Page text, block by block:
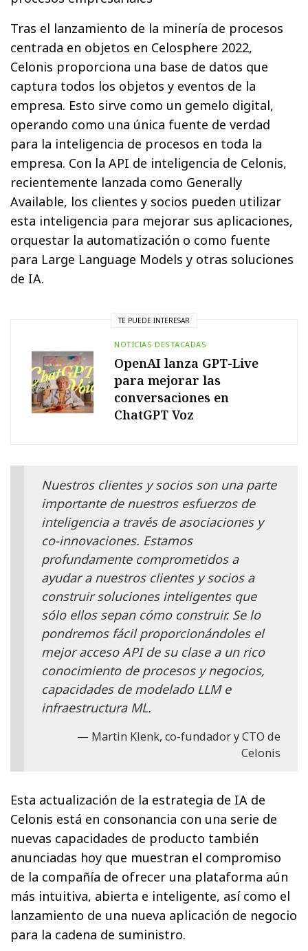
Tras el lanzamiento de la minería de procesos
centrada en objetos en Celosphere 2022,
Celonis proporciona una base de datos que
captura todos los objetos y eventos de la
empresa. Esto sirve como un gemelo digital,
operando como una única fuente de verdad
para la inteligencia de procesos en toda la
empresa. Con la API de inteligencia de Celonis,
recientemente lanzada como Generally
Available, los clientes y socios pueden utilizar
esta inteligencia para mejorar sus aplicaciones,
orquestar la automatización o como fuente
para Large Language Models y otras soluciones
de IA.
TE PUEDE INTERESAR
NOTICIAS DESTACADAS
OpenAI lanza GPT-Live
para mejorar las
conversaciones en
ChatGPT Voz
Nuestros clientes y socios son una parte
importante de nuestros esfuerzos de
inteligencia a través de asociaciones y
co-innovaciones. Estamos
profundamente comprometidos a
ayudar a nuestros clientes y socios a
construir soluciones inteligentes que
sólo ellos sepan cómo construir. Se lo
pondremos fácil proporcionándoles el
mejor acceso API de su clase a un rico
conocimiento de procesos y negocios,
capacidades de modelado LLM e
infraestructura ML.
Martin Klenk, co-fundador y CTO de
Celonis
Esta actualización de la estrategia de IA de
Celonis está en consonancia con una serie de
nuevas capacidades de producto también
anunciadas hoy que muestran el compromiso
de la compañía de ofrecer una plataforma aún
más intuitiva, abierta e inteligente, así como el
lanzamiento de una nueva aplicación de negocio
para la cadena de suministro.